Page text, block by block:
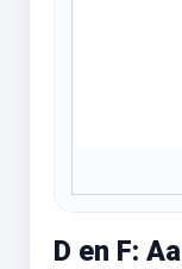
D en F: